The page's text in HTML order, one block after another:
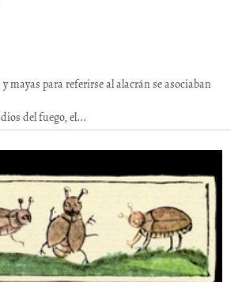
mayas para referirse al alacrán se asociaban
del fuego, el...